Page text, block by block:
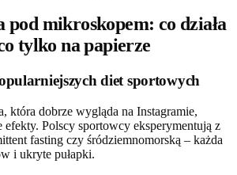
pod mikroskopem: co działa
tylko na papierze
diet sportowych
która dobrze wygląda na Instagramie,
efekty. Polscy sportowcy eksperymentują z
fasting czy śródziemnomorską – każda
i ukryte pułapki.